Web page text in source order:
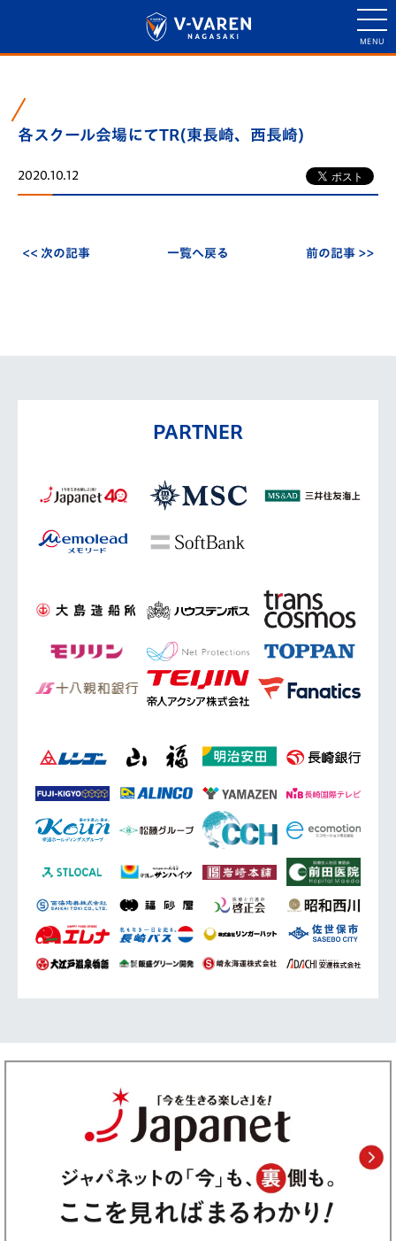
各スクール会場にてTR(東長崎、西長崎)
2020.10.12
<< 次の記事 一覧へ戻る 前の記事 >>
PARTNER